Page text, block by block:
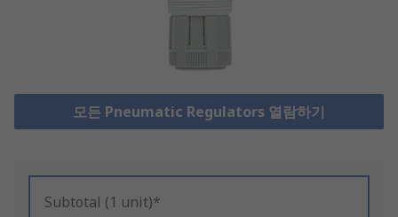
모든 Pneumatic Regulators 열람하기
Subtotal (1 unit)*